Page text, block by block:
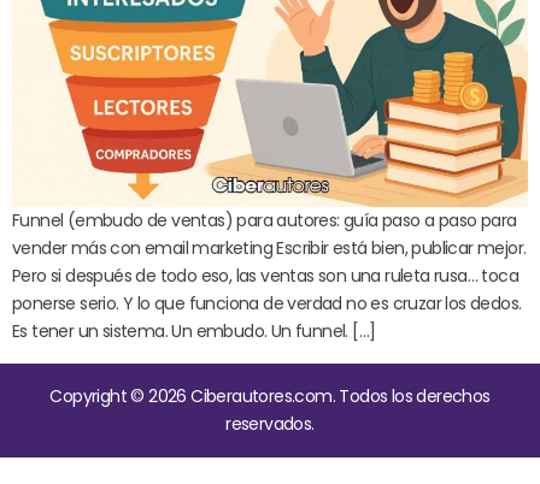
Funnel (embudo de ventas) para autores: guía paso a paso para
vender más con email marketing Escribir está bien, publicar mejor.
Pero si después de todo eso, las ventas son una ruleta rusa… toca
ponerse serio. Y lo que funciona de verdad no es cruzar los dedos.
Es tener un sistema. Un embudo. Un funnel. […]
Copyright © 2026 Ciberautores.com. Todos los derechos
reservados.